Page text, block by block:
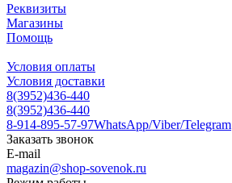
Реквизиты
Магазины
Помощь
Условия оплаты
Условия доставки
8(3952)436-440
8(3952)436-440
8-914-895-57-97WhatsApp/Viber/Telegram
Заказать звонок
E-mail
magazin@shop-sovenok.ru